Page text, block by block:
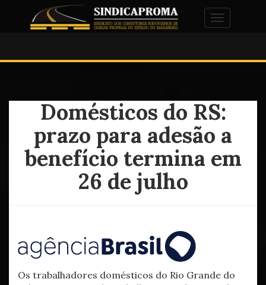
Alternar
Domésticos do RS:
prazo para adesão a
benefício termina em
26 de julho
Os trabalhadores domésticos do Rio Grande do